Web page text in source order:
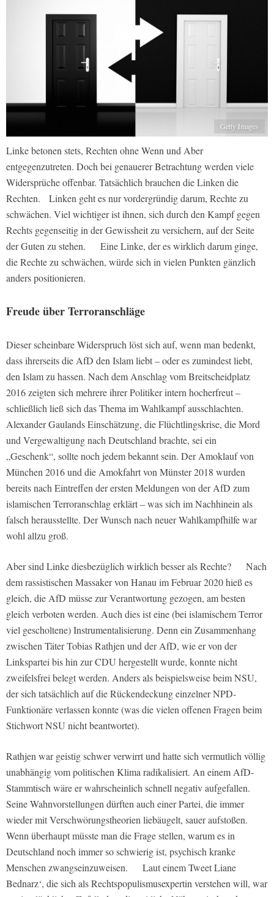
Getty Images
Linke betonen stets, Rechten ohne Wenn und Aber
entgegenzutreten. Doch bei genauerer Betrachtung werden viele
Widersprüche offenbar. Tatsächlich brauchen die Linken die
Rechten. Linken geht es nur vordergründig darum, Rechte zu
schwächen. Viel wichtiger ist ihnen, sich durch den Kampf gegen
Rechts gegenseitig in der Gewissheit zu versichern, auf der Seite
der Guten zu stehen. Eine Linke, der es wirklich darum ginge,
die Rechte zu schwächen, würde sich in vielen Punkten gänzlich
anders positionieren.
Freude über Terroranschläge
Dieser scheinbare Widerspruch löst sich auf, wenn man bedenkt,
dass ihrerseits die AfD den Islam liebt – oder es zumindest liebt,
den Islam zu hassen. Nach dem Anschlag vom Breitscheidplatz
2016 zeigten sich mehrere ihrer Politiker intern hocherfreut –
schließlich ließ sich das Thema im Wahlkampf ausschlachten.
Alexander Gaulands Einschätzung, die Flüchtlingskrise, die Mord
und Vergewaltigung nach Deutschland brachte, sei ein
„Geschenk“, sollte noch jedem bekannt sein. Der Amoklauf von
München 2016 und die Amokfahrt von Münster 2018 wurden
bereits nach Eintreffen der ersten Meldungen von der AfD zum
islamischen Terroranschlag erklärt – was sich im Nachhinein als
falsch herausstellte. Der Wunsch nach neuer Wahlkampfhilfe war
wohl allzu groß.
Aber sind Linke diesbezüglich wirklich besser als Rechte? Nach
dem rassistischen Massaker von Hanau im Februar 2020 hieß es
gleich, die AfD müsse zur Verantwortung gezogen, am besten
gleich verboten werden. Auch dies ist eine (bei islamischem Terror
viel gescholtene) Instrumentalisierung. Denn ein Zusammenhang
zwischen Täter Tobias Rathjen und der AfD, wie er von der
Linkspartei bis hin zur CDU hergestellt wurde, konnte nicht
zweifelsfrei belegt werden. Anders als beispielsweise beim NSU,
der sich tatsächlich auf die Rückendeckung einzelner NPD-
Funktionäre verlassen konnte (was die vielen offenen Fragen beim
Stichwort NSU nicht beantwortet).
Rathjen war geistig schwer verwirrt und hatte sich vermutlich völlig
unabhängig vom politischen Klima radikalisiert. An einem AfD-
Stammtisch wäre er wahrscheinlich schnell negativ aufgefallen.
Seine Wahnvorstellungen dürften auch einer Partei, die immer
wieder mit Verschwörungstheorien liebäugelt, sauer aufstoßen.
Wenn überhaupt müsste man die Frage stellen, warum es in
Deutschland noch immer so schwierig ist, psychisch kranke
Menschen zwangseinzuweisen. Laut einem Tweet Liane
Bednarz‘, die sich als Rechtspopulismusexpertin verstehen will, war